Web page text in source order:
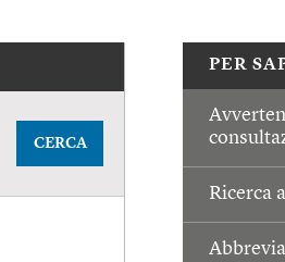
PER
Ricerca
CERCA